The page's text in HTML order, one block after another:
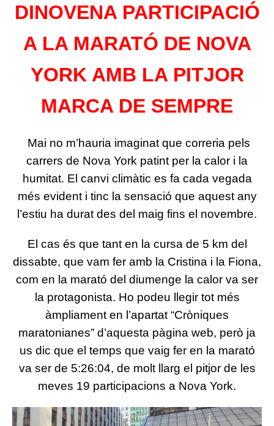
DINOVENA PARTICIPACIÓ
A LA MARATÓ DE NOVA
YORK AMB LA PITJOR
MARCA DE SEMPRE
Mai no m’hauria imaginat que correria pels
carrers de Nova York patint per la calor i la
humitat. El canvi climàtic es fa cada vegada
més evident i tinc la sensació que aquest any
l’estiu ha durat des del maig fins el novembre.
El cas és que tant en la cursa de 5 km del
dissabte, que vam fer amb la Cristina i la Fiona,
com en la marató del diumenge la calor va ser
la protagonista. Ho podeu llegir tot més
àmpliament en l’apartat “Cròniques
maratonianes” d’aquesta pàgina web, però ja
us dic que el temps que vaig fer en la marató
va ser de 5:26:04, de molt llarg el pitjor de les
meves 19 participacions a Nova York.